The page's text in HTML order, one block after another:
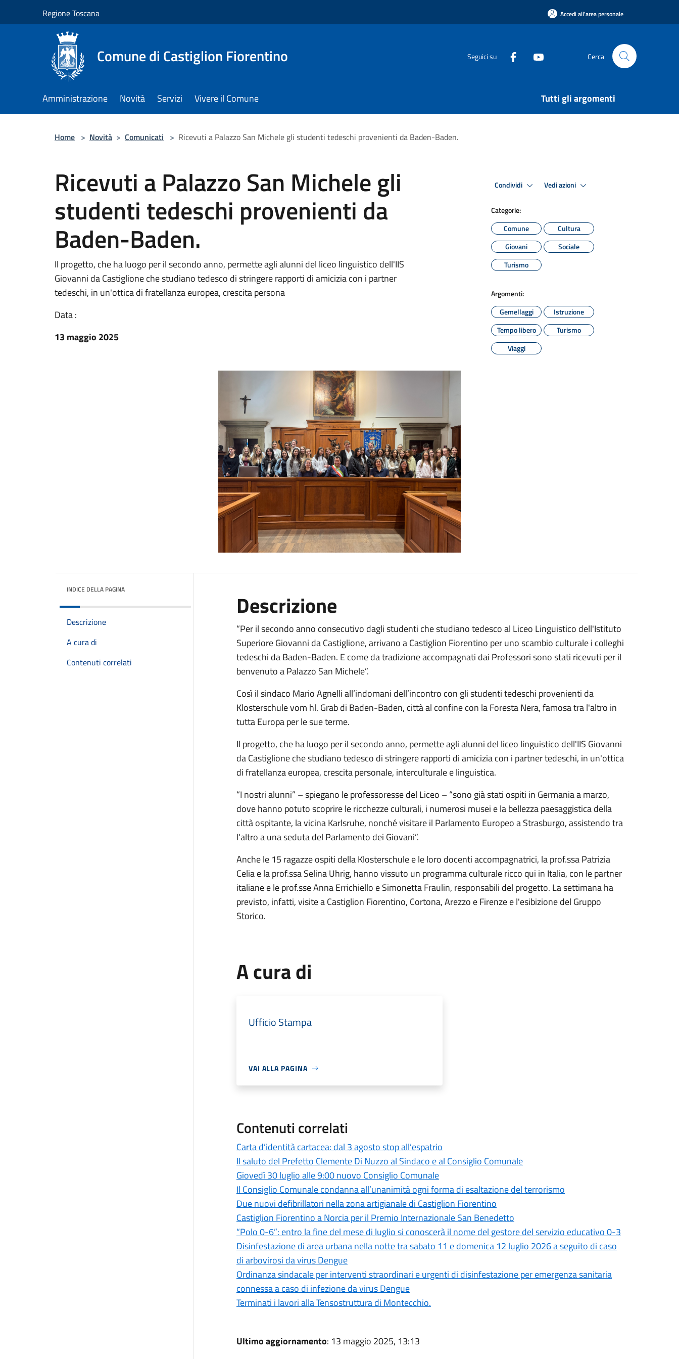
Regione Toscana Accedi all'area personale
Comune di Castiglion Fiorentino Seguici su Cerca
Amministrazione Novità Servizi Vivere il Comune Tutti gli argomenti
Home > Novità > Comunicati > Ricevuti a Palazzo San Michele gli studenti tedeschi provenienti da Baden-Baden.
Ricevuti a Palazzo San Michele gli
studenti tedeschi provenienti da
Baden-Baden.
Il progetto, che ha luogo per il secondo anno, permette agli alunni del liceo linguistico dell'IIS
Giovanni da Castiglione che studiano tedesco di stringere rapporti di amicizia con i partner
tedeschi, in un'ottica di fratellanza europea, crescita persona
Data :
13 maggio 2025
Condividi Vedi azioni
Categorie:
Comune
Cultura
Giovani
Sociale
Turismo
Argomenti:
Gemellaggi
Istruzione
Tempo libero
Turismo
Viaggi
INDICE DELLA PAGINA
Descrizione
A cura di
Contenuti correlati
Descrizione
“Per il secondo anno consecutivo dagli studenti che studiano tedesco al Liceo Linguistico dell'Istituto
Superiore Giovanni da Castiglione, arrivano a Castiglion Fiorentino per uno scambio culturale i colleghi
tedeschi da Baden-Baden. E come da tradizione accompagnati dai Professori sono stati ricevuti per il
benvenuto a Palazzo San Michele”.
Così il sindaco Mario Agnelli all’indomani dell’incontro con gli studenti tedeschi provenienti da
Klosterschule vom hl. Grab di Baden-Baden, città al confine con la Foresta Nera, famosa tra l'altro in
tutta Europa per le sue terme.
Il progetto, che ha luogo per il secondo anno, permette agli alunni del liceo linguistico dell'IIS Giovanni
da Castiglione che studiano tedesco di stringere rapporti di amicizia con i partner tedeschi, in un'ottica
di fratellanza europea, crescita personale, interculturale e linguistica.
“I nostri alunni” – spiegano le professoresse del Liceo – “sono già stati ospiti in Germania a marzo,
dove hanno potuto scoprire le ricchezze culturali, i numerosi musei e la bellezza paesaggistica della
città ospitante, la vicina Karlsruhe, nonché visitare il Parlamento Europeo a Strasburgo, assistendo tra
l'altro a una seduta del Parlamento dei Giovani”.
Anche le 15 ragazze ospiti della Klosterschule e le loro docenti accompagnatrici, la prof.ssa Patrizia
Celia e la prof.ssa Selina Uhrig, hanno vissuto un programma culturale ricco qui in Italia, con le partner
italiane e le prof.sse Anna Errichiello e Simonetta Fraulin, responsabili del progetto. La settimana ha
previsto, infatti, visite a Castiglion Fiorentino, Cortona, Arezzo e Firenze e l'esibizione del Gruppo
Storico.
A cura di
Ufficio Stampa
VAI ALLA PAGINA
Contenuti correlati
Carta d’identità cartacea: dal 3 agosto stop all’espatrio
Il saluto del Prefetto Clemente Di Nuzzo al Sindaco e al Consiglio Comunale
Giovedì 30 luglio alle 9:00 nuovo Consiglio Comunale
Il Consiglio Comunale condanna all’unanimità ogni forma di esaltazione del terrorismo
Due nuovi defibrillatori nella zona artigianale di Castiglion Fiorentino
Castiglion Fiorentino a Norcia per il Premio Internazionale San Benedetto
“Polo 0-6”: entro la fine del mese di luglio si conoscerà il nome del gestore del servizio educativo 0-3
Disinfestazione di area urbana nella notte tra sabato 11 e domenica 12 luglio 2026 a seguito di caso
di arbovirosi da virus Dengue
Ordinanza sindacale per interventi straordinari e urgenti di disinfestazione per emergenza sanitaria
connessa a caso di infezione da virus Dengue
Terminati i lavori alla Tensostruttura di Montecchio.
Ultimo aggiornamento: 13 maggio 2025, 13:13